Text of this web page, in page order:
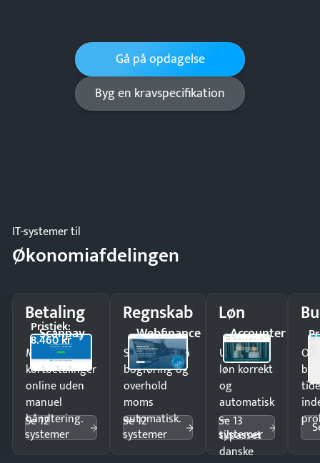
Gå på opdagelse
Byg en kravspecifikation
IT-systemer til
Økonomiafdelingen
Betaling
Scanpay
Pristjek:
8.460 kr
Modtag
kortbetalinger
online uden
manuel
håndtering.
Se 12
systemer
Regnskab
Webfinance
Spar timer på
bogføring og
overhold
moms
automatisk.
Se 12
systemer
Løn
Accounter
Udbetal
løn korrekt
og
automatisk
—
tilpasset
danske
Se 13
systemer